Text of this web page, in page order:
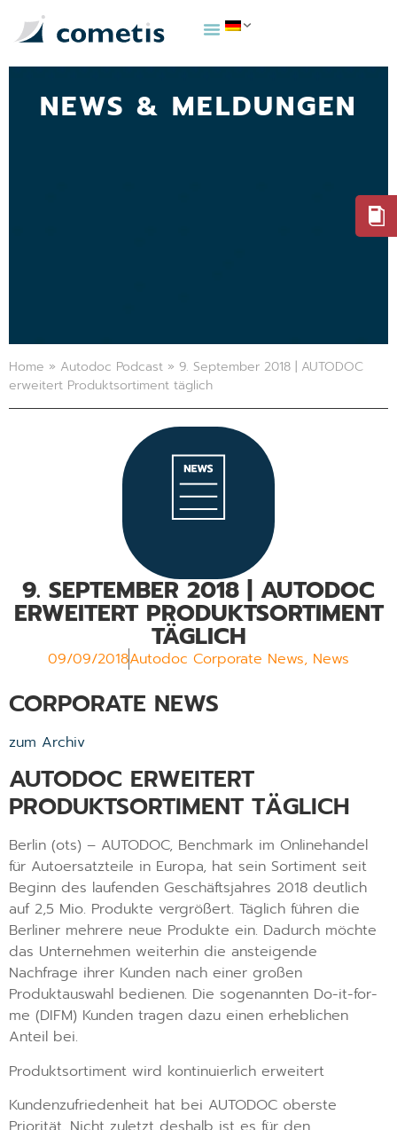
NEWS & MELDUNGEN
Home » Autodoc Podcast » 9. September 2018 | AUTODOC
erweitert Produktsortiment täglich
9. SEPTEMBER 2018 | AUTODOC
ERWEITERT PRODUKTSORTIMENT
TÄGLICH
09/09/2018Autodoc Corporate News, News
CORPORATE NEWS
zum Archiv
AUTODOC ERWEITERT
PRODUKTSORTIMENT TÄGLICH
Berlin (ots) – AUTODOC, Benchmark im Onlinehandel
für Autoersatzteile in Europa, hat sein Sortiment seit
Beginn des laufenden Geschäftsjahres 2018 deutlich
auf 2,5 Mio. Produkte vergrößert. Täglich führen die
Berliner mehrere neue Produkte ein. Dadurch möchte
das Unternehmen weiterhin die ansteigende
Nachfrage ihrer Kunden nach einer großen
Produktauswahl bedienen. Die sogenannten Do-it-for-
me (DIFM) Kunden tragen dazu einen erheblichen
Anteil bei.
Produktsortiment wird kontinuierlich erweitert
Kundenzufriedenheit hat bei AUTODOC oberste